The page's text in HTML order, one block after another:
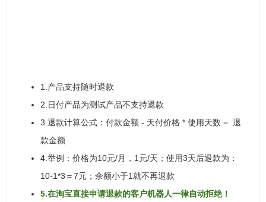
1.产品支持随时退款
2.日付产品为测试产品不支持退款
3.退款计算公式：付款金额 - 天付价格 * 使用天数 = 退
款金额
4.举例：价格为10元/月，1元/天；使用3天后退款为：
10-1*3＝7元；余额小于1就不再退款
5.在淘宝直接申请退款的客户机器人一律自动拒绝！